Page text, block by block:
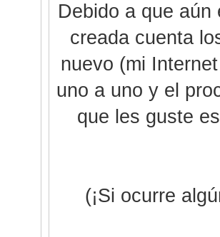
Debido a que
creada cuenta
nuevo (mi
uno a uno y el
que les guste
(¡Si ocurre